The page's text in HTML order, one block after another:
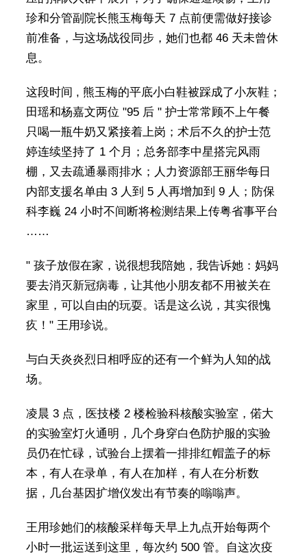
珍和分管副院长熊玉梅每天 7 点前便需做好接诊
前准备，与这场战役同步，她们也都 46 天未曾休
息。
这段时间 , 熊玉梅的平底小白鞋被踩成了小灰鞋；
田瑶和杨嘉文两位 "95 后 " 护士常常顾不上午餐
只喝一瓶牛奶又紧接着上岗；术后不久的护士范
婷连续坚持了 1 个月；总务部李中星搭完风雨
棚，又去疏通暴雨排水；人力资源部王丽华每日
内部支援名单由 3 人到 5 人再增加到 9 人；防保
科李巍 24 小时不间断将检测结果上传粤省事平台
……
" 孩子放假在家，说很想我陪她，我告诉她：妈妈
要去消灭新冠病毒，让其他小朋友都不用被关在
家里，可以自由的玩耍。话是这么说，其实很愧
疚！" 王用珍说。
与白天炎炎烈日相呼应的还有一个鲜为人知的战
场。
凌晨 3 点，医技楼 2 楼检验科核酸实验室，偌大
的实验室灯火通明，几个身穿白色防护服的实验
员仍在忙碌，试验台上摆着一排排红帽盖子的标
本，有人在录单，有人在加样，有人在分析数
据，几台基因扩增仪发出有节奏的嗡嗡声。
王用珍她们的核酸采样每天早上九点开始每两个
小时一批运送到这里，每次约 500 管。自这次疫